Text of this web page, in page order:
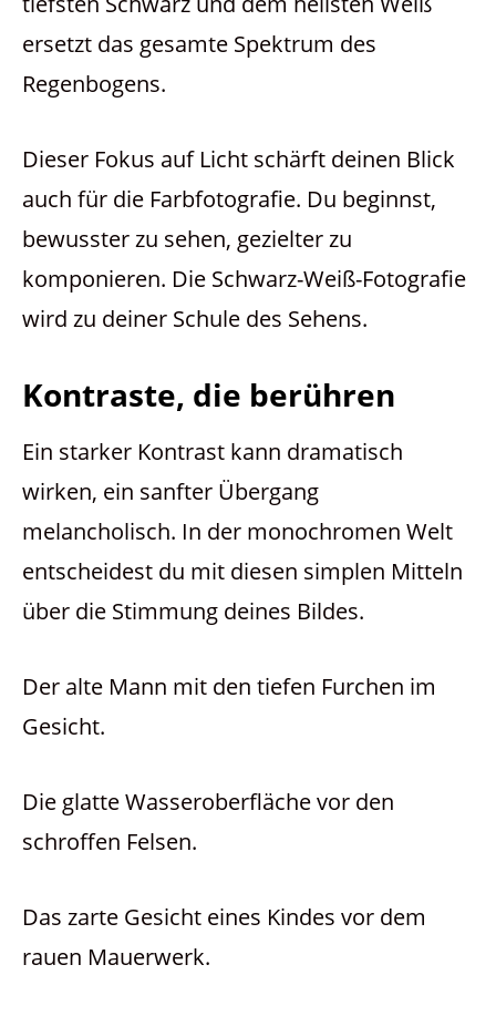
ersetzt das gesamte Spektrum des
Regenbogens.
Dieser Fokus auf Licht schärft deinen Blick
auch für die Farbfotografie. Du beginnst,
bewusster zu sehen, gezielter zu
komponieren. Die Schwarz-Weiß-Fotografie
wird zu deiner Schule des Sehens.
Kontraste, die berühren
Ein starker Kontrast kann dramatisch
wirken, ein sanfter Übergang
melancholisch. In der monochromen Welt
entscheidest du mit diesen simplen Mitteln
über die Stimmung deines Bildes.
Der alte Mann mit den tiefen Furchen im
Gesicht.
Die glatte Wasseroberfläche vor den
schroffen Felsen.
Das zarte Gesicht eines Kindes vor dem
rauen Mauerwerk.